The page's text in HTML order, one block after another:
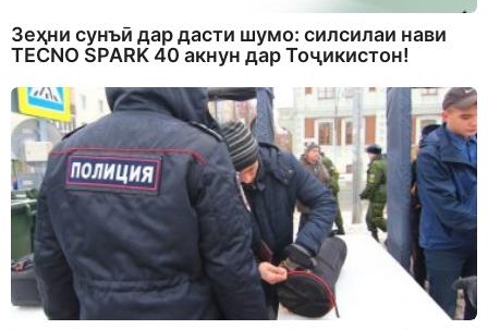
Зеҳни сунъӣ дар дасти шумо: силсилаи нави
TECNO SPARK 40 акнун дар Тоҷикистон!